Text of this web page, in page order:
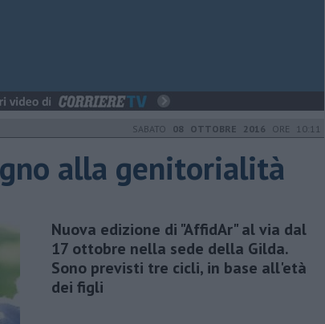
SABATO 08 OTTOBRE 2016 ORE 10:11
alla genitorialità
Nuova edizione di "AffidAr" al via dal
17 ottobre nella sede della Gilda.
Sono previsti tre cicli, in base all'età
dei figli